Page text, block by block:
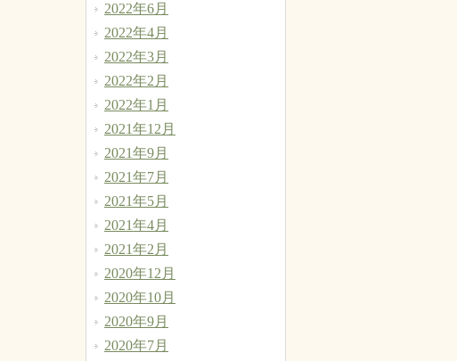
2022年6月
2022年4月
2022年3月
2022年2月
2022年1月
2021年12月
2021年9月
2021年7月
2021年5月
2021年4月
2021年2月
2020年12月
2020年10月
2020年9月
2020年7月